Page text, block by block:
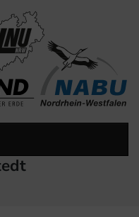
NRW
NRW